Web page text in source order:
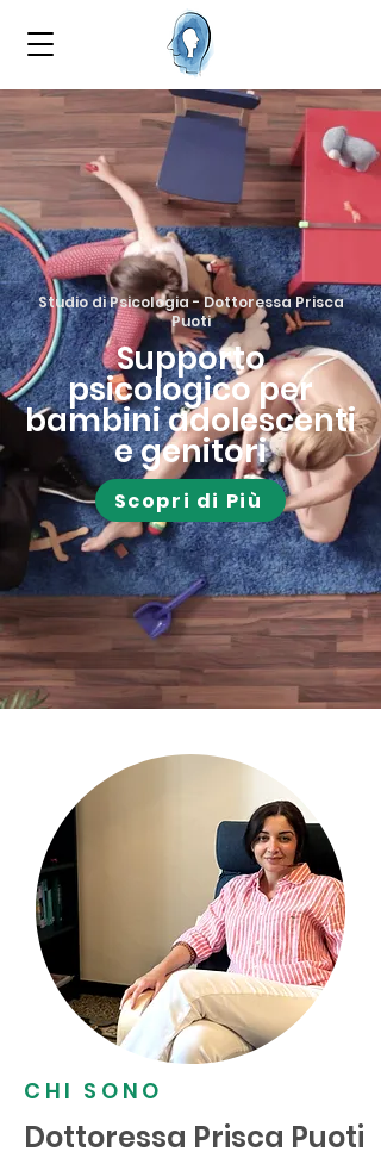
Studio di Psicologia - Dottoressa Prisca
Puoti
Supporto
psicologico per
bambini adolescenti
e genitori
Scopri di Più
CHI SONO
Dottoressa Prisca Puoti